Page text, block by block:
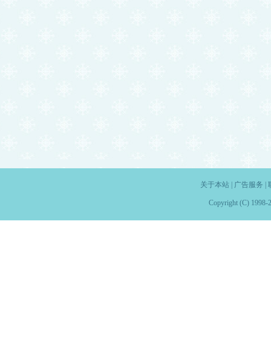
关于本站| 广告服务
Copyright (C) 1998-